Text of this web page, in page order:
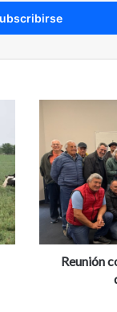
Josh
Wheeler
–
Experiencias
desde
Nueva
Zelanda
Reunión